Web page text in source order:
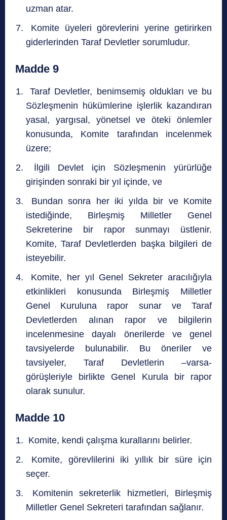
uzman atar.
Komite üyeleri görevlerini yerine getirirken
giderlerinden Taraf Devletler sorumludur.
Madde 9
Taraf Devletler, benimsemiş oldukları ve bu
Sözleşmenin hükümlerine işlerlik kazandıran
yasal, yargısal, yönetsel ve öteki önlemler
konusunda, Komite tarafından incelenmek
üzere;
İlgili Devlet için Sözleşmenin yürürlüğe
girişinden sonraki bir yıl içinde, ve
Bundan sonra her iki yılda bir ve Komite
istediğinde, Birleşmiş Milletler Genel
Sekreterine bir rapor sunmayı üstlenir.
Komite, Taraf Devletlerden başka bilgileri de
isteyebilir.
Komite, her yıl Genel Sekreter aracılığıyla
etkinlikleri konusunda Birleşmiş Milletler
Genel Kuruluna rapor sunar ve Taraf
Devletlerden alınan rapor ve bilgilerin
incelenmesine dayalı önerilerde ve genel
tavsiyelerde bulunabilir. Bu öneriler ve
tavsiyeler, Taraf Devletlerin –varsa-
görüşleriyle birlikte Genel Kurula bir rapor
olarak sunulur.
Madde 10
Komite, kendi çalışma kurallarını belirler.
Komite, görevlilerini iki yıllık bir süre için
seçer.
Komitenin sekreterlik hizmetleri, Birleşmiş
Milletler Genel Sekreteri tarafından sağlanır.